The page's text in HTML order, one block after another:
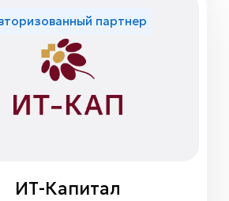
партнер
ИТ-Капитал